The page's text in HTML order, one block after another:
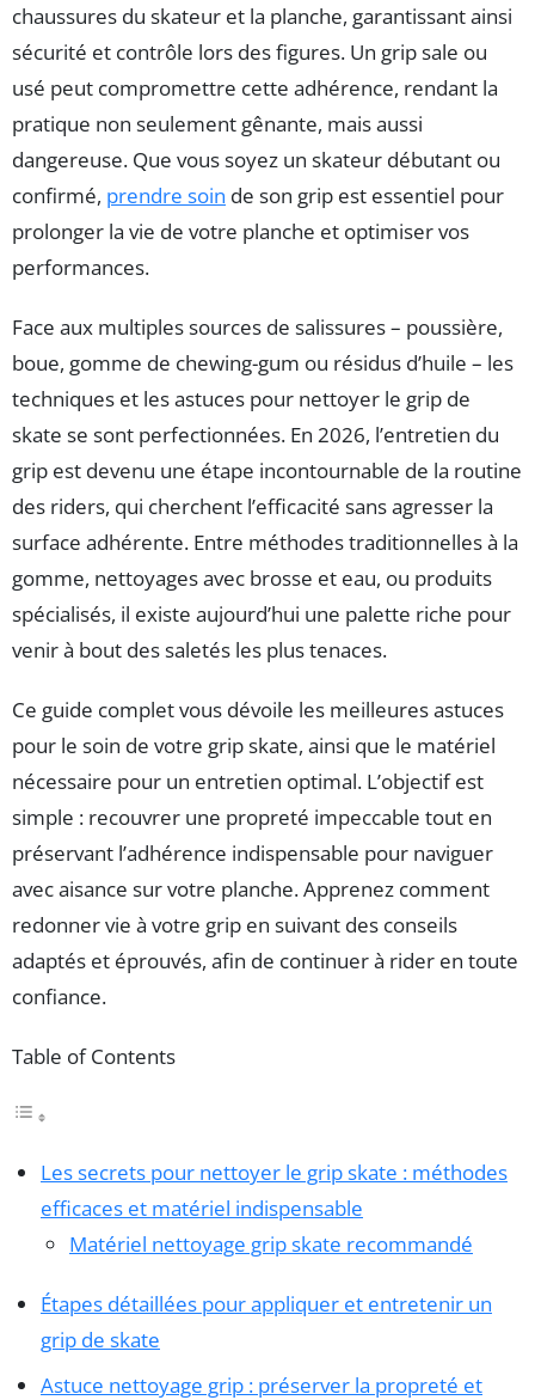
chaussures du skateur et la planche, garantissant ainsi
sécurité et contrôle lors des figures. Un grip sale ou
usé peut compromettre cette adhérence, rendant la
pratique non seulement gênante, mais aussi
dangereuse. Que vous soyez un skateur débutant ou
confirmé, prendre soin de son grip est essentiel pour
prolonger la vie de votre planche et optimiser vos
performances.
Face aux multiples sources de salissures – poussière,
boue, gomme de chewing-gum ou résidus d’huile – les
techniques et les astuces pour nettoyer le grip de
skate se sont perfectionnées. En 2026, l’entretien du
grip est devenu une étape incontournable de la routine
des riders, qui cherchent l’efficacité sans agresser la
surface adhérente. Entre méthodes traditionnelles à la
gomme, nettoyages avec brosse et eau, ou produits
spécialisés, il existe aujourd’hui une palette riche pour
venir à bout des saletés les plus tenaces.
Ce guide complet vous dévoile les meilleures astuces
pour le soin de votre grip skate, ainsi que le matériel
nécessaire pour un entretien optimal. L’objectif est
simple : recouvrer une propreté impeccable tout en
préservant l’adhérence indispensable pour naviguer
avec aisance sur votre planche. Apprenez comment
redonner vie à votre grip en suivant des conseils
adaptés et éprouvés, afin de continuer à rider en toute
confiance.
Table of Contents
Les secrets pour nettoyer le grip skate : méthodes
efficaces et matériel indispensable
Matériel nettoyage grip skate recommandé
Étapes détaillées pour appliquer et entretenir un
grip de skate
Astuce nettoyage grip : préserver la propreté et